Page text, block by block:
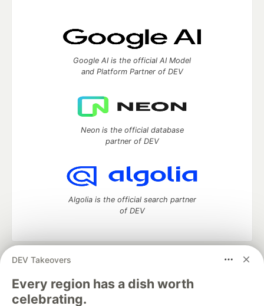
DEV Takeovers
Every region has a dish worth
celebrating.
Google AI is the official AI Model
and Platform Partner of DEV
Neon is the official database
partner of DEV
Algolia is the official search partner
of DEV
DEV Community
development and manage your software career
Home
DEV Challenges DEV++
Videos
DEV Education Tracks